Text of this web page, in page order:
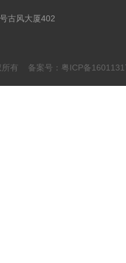
古风大厦402
所有 备案号：粤ICP备